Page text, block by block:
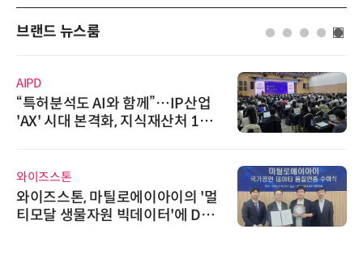
브랜드 뉴스룸
AIPD
“특허분석도 AI와 함께”…IP산업
'AX' 시대 본격화, 지식재산처 1호
와이즈스톤
와이즈스톤, 마틸로에이아이의 '멀
티모달 생물자원 빅데이터'에 DQ